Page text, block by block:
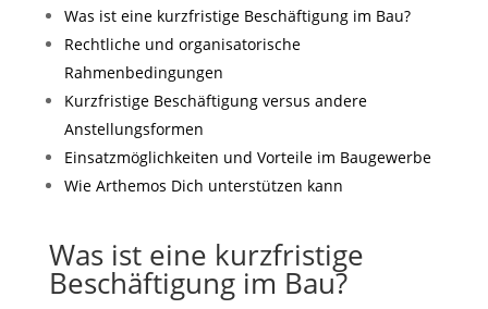
Was ist eine kurzfristige Beschäftigung im Bau?
Rechtliche und organisatorische
Rahmenbedingungen
Kurzfristige Beschäftigung versus andere
Anstellungsformen
Einsatzmöglichkeiten und Vorteile im Baugewerbe
Wie Arthemos Dich unterstützen kann
Was ist eine kurzfristige
Beschäftigung im Bau?